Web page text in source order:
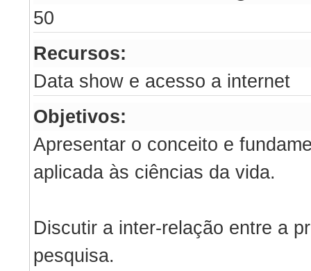
50
Recursos:
Data show e acesso a internet
Objetivos:
Apresentar o conceito e
aplicada às ciências da vida.
Discutir a inter-relação entre a
pesquisa.